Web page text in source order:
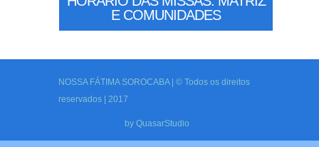
E COMUNIDADES
NOSSA FÁTIMA SOROCABA | © Todos os direitos
reservados | 2017
by QuasarStudio